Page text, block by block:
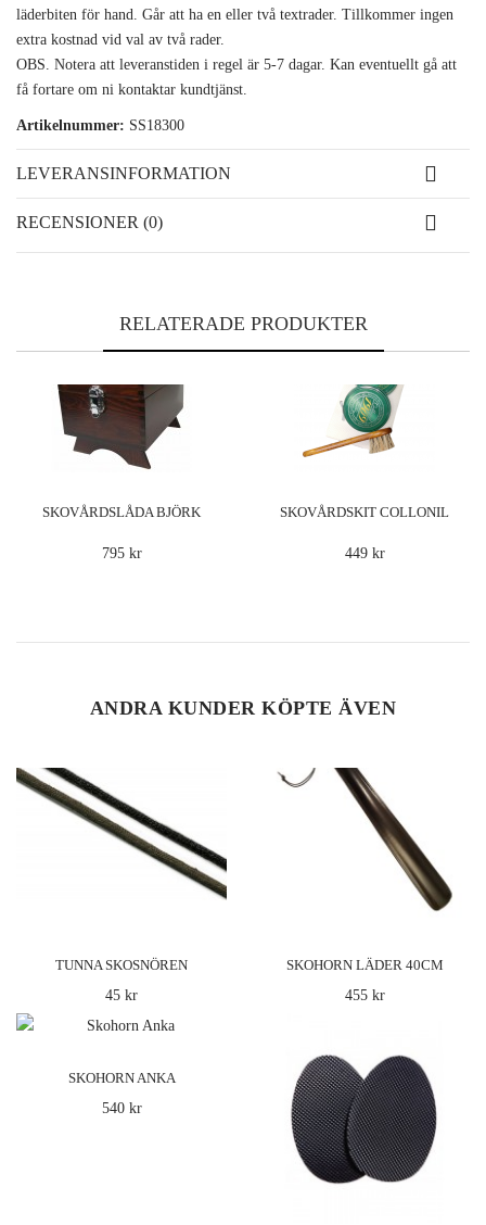
läderbiten för hand. Går att ha en eller två textrader. Tillkommer ingen
extra kostnad vid val av två rader.
OBS. Notera att leveranstiden i regel är 5-7 dagar. Kan eventuellt gå att
få fortare om ni kontaktar kundtjänst.
Artikelnummer: SS18300
LEVERANSINFORMATION
RECENSIONER (0)
RELATERADE PRODUKTER
SKOVÅRDSLÅDA BJÖRK
795 kr
SKOVÅRDSKIT COLLONIL
449 kr
ANDRA KUNDER KÖPTE ÄVEN
TUNNA SKOSNÖREN
45 kr
SKOHORN LÄDER 40CM
455 kr
SKOHORN ANKA
540 kr